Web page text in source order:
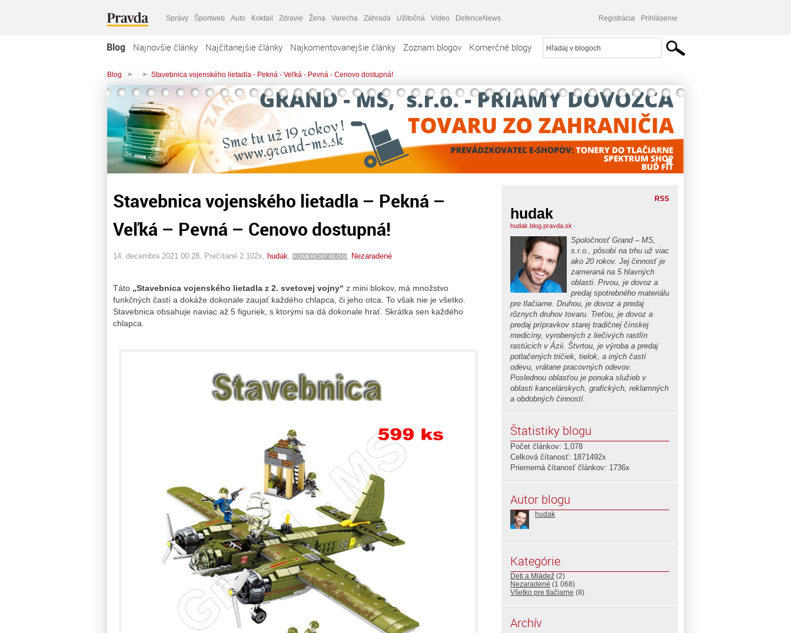
Správy Športweb Auto Koktail Zdravie Žena Varecha Záhrada Užitočná Video DefenceNews Registrácia Prihlásenie
Blog Najnovšie články Najčítanejšie články Najkomentovanejšie články Zoznam blogov Komerčné blogy
Blog > > Stavebnica vojenského lietadla - Pekná - Veľká - Pevná - Cenovo dostupná!
Stavebnica vojenského lietadla – Pekná –
Veľká – Pevná – Cenovo dostupná!
14. decembra 2021 00:28 , Prečítané 2 102x, hudak KOMERČNÝ BLOG Nezaradené
Táto „Stavebnica vojenského lietadla z 2. svetovej vojny“ z mini blokov, má množstvo
funkčných častí a dokáže dokonale zaujať každého chlapca, či jeho otca. To však nie je všetko.
Stavebnica obsahuje naviac až 5 figuriek, s ktorými sa dá dokonale hrať. Skrátka sen každého
chlapca.
RSS
hudak
hudak.blog.pravda.sk
Spoločnosť Grand – MS,
s.r.o., pôsobí na trhu už viac
ako 20 rokov. Jej činnosť je
zameraná na 5 hlavných
oblasti. Prvou, je dovoz a
predaj spotrebného materiálu
pre tlačiarne. Druhou, je dovoz a predaj
rôznych druhov tovaru. Treťou, je dovoz a
predaj prípravkov starej tradičnej čínskej
medicíny, vyrobených z liečivých rastlín
rastúcich v Ázii. Štvrtou, je výroba a predaj
potlačených tričiek, tielok, a iných častí
odevu, vrátane pracovných odevov.
Poslednou oblasťou je ponuka služieb v
oblasti kancelárskych, grafických, reklamných
a obdobných činností.
Štatistiky blogu
Počet článkov: 1,078
Celková čítanosť: 1871492x
Priemerná čítanosť článkov: 1736x
Autor blogu
hudak
Kategórie
Deti a Mládež (2)
Nezaradené (1 068)
Všetko pre tlačiarne (8)
Archív